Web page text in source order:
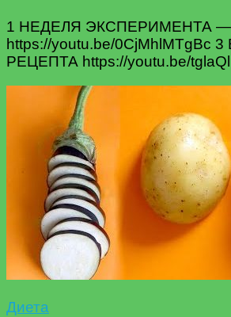
1 НЕДЕЛЯ ЭКСПЕРИМЕНТА —
https://youtu.be/0CjMhlMTgBc
РЕЦЕПТА https://youtu.be/
Диета